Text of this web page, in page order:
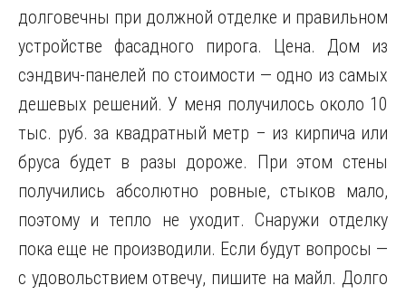
долговечны при должной отделке и правильном
устройстве фасадного пирога. Цена. Дом из
сэндвич-панелей по стоимости — одно из самых
дешевых решений. У меня получилось около 10
тыс. руб. за квадратный метр – из кирпича или
бруса будет в разы дороже. При этом стены
получились абсолютно ровные, стыков мало,
поэтому и тепло не уходит. Снаружи отделку
пока еще не производили. Если будут вопросы —
с удовольствием отвечу, пишите на майл. Долго